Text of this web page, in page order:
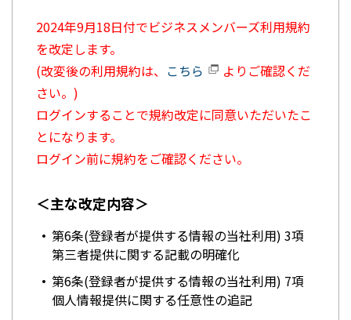
2024年9月18日付でビジネスメンバーズ利用規約
を改定します。
(改変後の利用規約は、 こちら
よりご確認くだ
さい。)
ログインすることで規約改定に同意いただいたこ
とになります。
ログイン前に規約をご確認ください。
＜主な改定内容＞
第6条(登録者が提供する情報の当社利用) 3項
第三者提供に関する記載の明確化
第6条(登録者が提供する情報の当社利用) 7項
個人情報提供に関する任意性の追記